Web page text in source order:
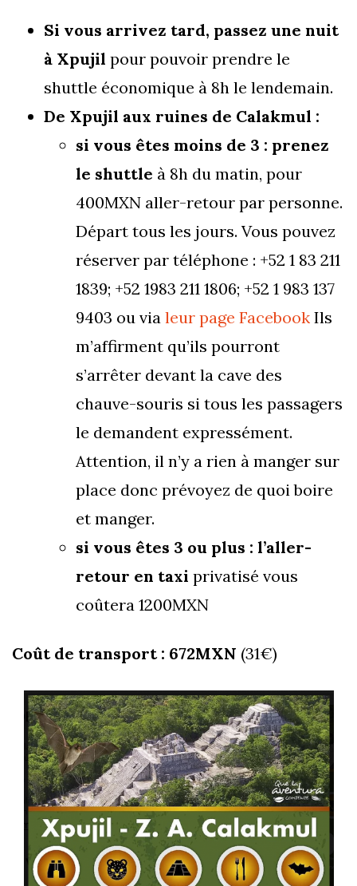
Si vous arrivez tard, passez une nuit
à Xpujil pour pouvoir prendre le
shuttle économique à 8h le lendemain.
De Xpujil aux ruines de Calakmul :
si vous êtes moins de 3 : prenez
le shuttle à 8h du matin, pour
400MXN aller-retour par personne.
Départ tous les jours. Vous pouvez
réserver par téléphone : +52 1 83 211
1839; +52 1983 211 1806; +52 1 983 137
9403 ou via leur page Facebook Ils
m’affirment qu’ils pourront
s’arrêter devant la cave des
chauve-souris si tous les passagers
le demandent expressément.
Attention, il n’y a rien à manger sur
place donc prévoyez de quoi boire
et manger.
si vous êtes 3 ou plus : l’aller-
retour en taxi privatisé vous
coûtera 1200MXN
Coût de transport : 672MXN (31€)